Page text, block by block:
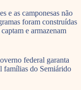
e as camponesas não
foram construídas
e armazenam
federal garanta
famílias do Semiárido